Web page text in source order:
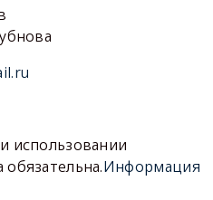
использовании
Информация